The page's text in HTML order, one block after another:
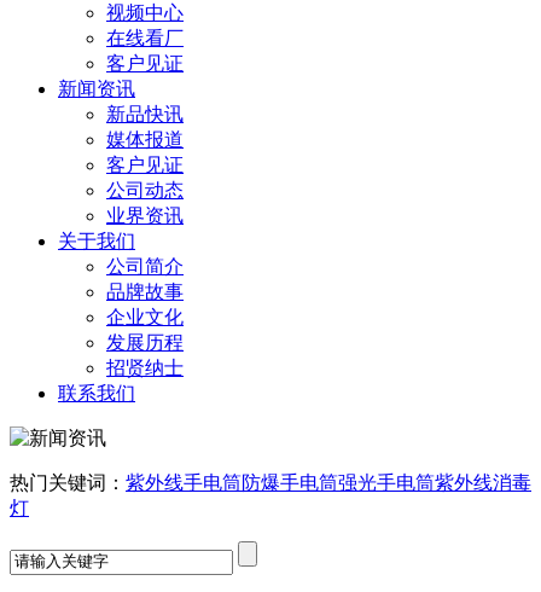
视频中心
在线看厂
客户见证
新闻资讯
新品快讯
媒体报道
客户见证
公司动态
业界资讯
关于我们
公司简介
品牌故事
企业文化
发展历程
招贤纳士
联系我们
热门关键词： 紫外线手电筒防爆手电筒强光手电筒紫外线消毒
灯